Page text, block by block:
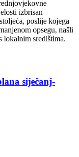
izbrisan
poslije kojega
opsegu, našli
lokalnim središtima.
siječanj-